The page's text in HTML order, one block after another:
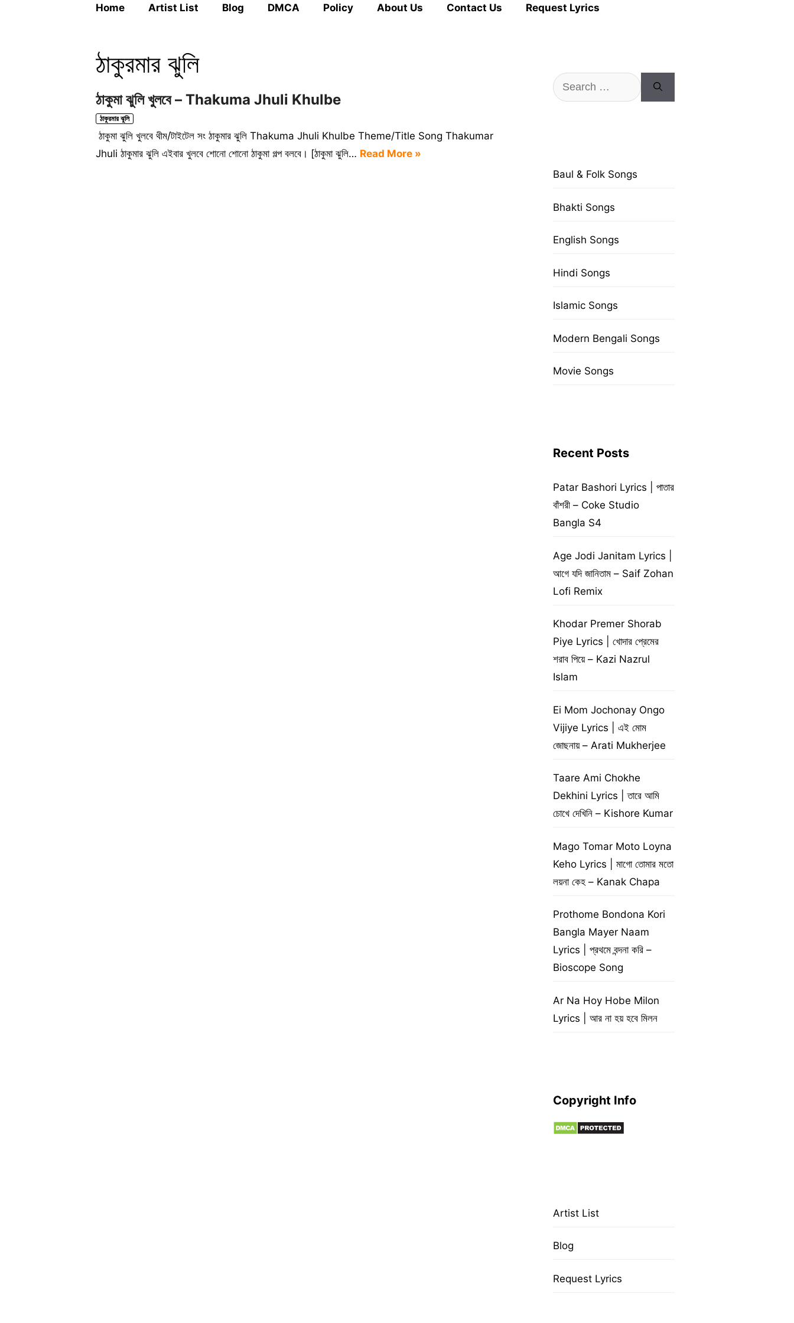
Home Artist List Blog DMCA Policy About Us Contact Us Request Lyrics
ঠাকুরমার ঝুলি
ঠাকুমা ঝুলি খুলবে – Thakuma Jhuli Khulbe
ঠাকুরমার ঝুলি
ঠাকুমা ঝুলি খুলবে থীম/টাইটেল সং ঠাকুমার ঝুলি Thakuma Jhuli Khulbe Theme/Title Song Thakumar
Jhuli ঠাকুমার ঝুলি এইবার খুলবে শোনো শোনো ঠাকুমা গল্প বলবে। [ঠাকুমা ঝুলি… Read More »
Search
for:
Baul & Folk Songs
Bhakti Songs
English Songs
Hindi Songs
Islamic Songs
Modern Bengali Songs
Movie Songs
Recent Posts
Patar Bashori Lyrics | পাতার
বাঁশরী – Coke Studio
Bangla S4
Age Jodi Janitam Lyrics |
আগে যদি জানিতাম – Saif Zohan
Lofi Remix
Khodar Premer Shorab
Piye Lyrics | খোদার প্রেমের
শরাব পিয়ে – Kazi Nazrul
Islam
Ei Mom Jochonay Ongo
Vijiye Lyrics | এই মোম
জোছনায় – Arati Mukherjee
Taare Ami Chokhe
Dekhini Lyrics | তারে আমি
চোখে দেখিনি – Kishore Kumar
Mago Tomar Moto Loyna
Keho Lyrics | মাগো তোমার মতো
লয়না কেহ – Kanak Chapa
Prothome Bondona Kori
Bangla Mayer Naam
Lyrics | প্রথমে বন্দনা করি –
Bioscope Song
Ar Na Hoy Hobe Milon
Lyrics | আর না হয় হবে মিলন
Copyright Info
Artist List
Blog
Request Lyrics